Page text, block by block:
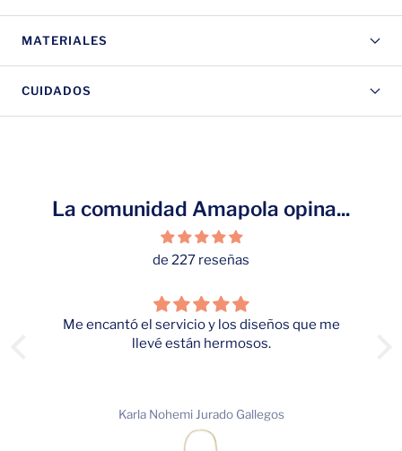
MATERIALES
CUIDADOS
La comunidad Amapola opina...
de 227 reseñas
el servicio y los diseños que me
llevé están hermosos.
Karla Nohemi Jurado Gallegos